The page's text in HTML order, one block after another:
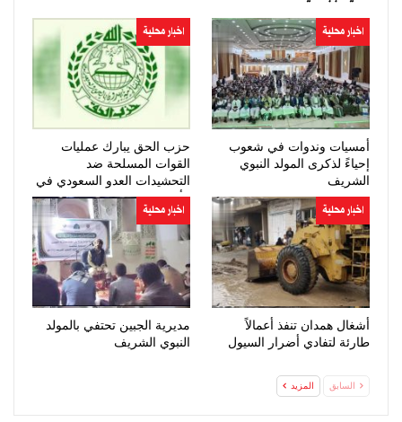
اخبار محلية
أمسيات وندوات في شعوب
إحياءً لذكرى المولد النبوي
الشريف
اخبار محلية
حزب الحق يبارك عمليات
القوات المسلحة ضد
التحشيدات العدو السعودي في
مأرب وحضرموت
اخبار محلية
أشغال همدان تنفذ أعمالاً
طارئة لتفادي أضرار السيول
اخبار محلية
مديرية الجبين تحتفي بالمولد
النبوي الشريف
السابق المزيد